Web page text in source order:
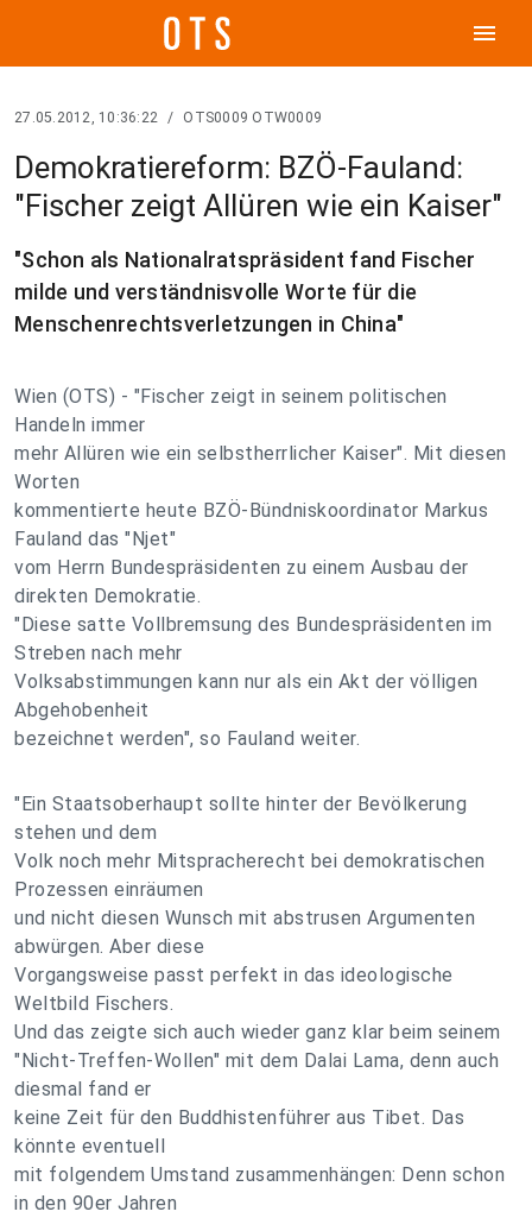
menu
27.05.2012, 10:36:22 / OTS0009 OTW0009
Demokratiereform: BZÖ-Fauland:
"Fischer zeigt Allüren wie ein Kaiser"
"Schon als Nationalratspräsident fand Fischer
milde und verständnisvolle Worte für die
Menschenrechtsverletzungen in China"
Wien (OTS) - "Fischer zeigt in seinem politischen
Handeln immer
mehr Allüren wie ein selbstherrlicher Kaiser". Mit diesen
Worten
kommentierte heute BZÖ-Bündniskoordinator Markus
Fauland das "Njet"
vom Herrn Bundespräsidenten zu einem Ausbau der
direkten Demokratie.
"Diese satte Vollbremsung des Bundespräsidenten im
Streben nach mehr
Volksabstimmungen kann nur als ein Akt der völligen
Abgehobenheit
bezeichnet werden", so Fauland weiter.
"Ein Staatsoberhaupt sollte hinter der Bevölkerung
stehen und dem
Volk noch mehr Mitspracherecht bei demokratischen
Prozessen einräumen
und nicht diesen Wunsch mit abstrusen Argumenten
abwürgen. Aber diese
Vorgangsweise passt perfekt in das ideologische
Weltbild Fischers.
Und das zeigte sich auch wieder ganz klar beim seinem
"Nicht-Treffen-Wollen" mit dem Dalai Lama, denn auch
diesmal fand er
keine Zeit für den Buddhistenführer aus Tibet. Das
könnte eventuell
mit folgendem Umstand zusammenhängen: Denn schon
in den 90er Jahren